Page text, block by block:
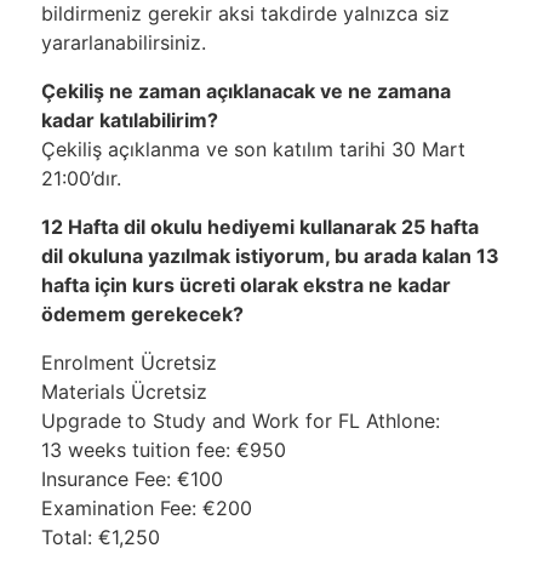
bildirmeniz gerekir aksi takdirde yalnızca siz
yararlanabilirsiniz.
Çekiliş ne zaman açıklanacak ve ne zamana
kadar katılabilirim?
Çekiliş açıklanma ve son katılım tarihi 30 Mart
21:00’dır.
12 Hafta dil okulu hediyemi kullanarak 25 hafta
dil okuluna yazılmak istiyorum, bu arada kalan 13
hafta için kurs ücreti olarak ekstra ne kadar
ödemem gerekecek?
Enrolment Ücretsiz
Materials Ücretsiz
Upgrade to Study and Work for FL Athlone:
13 weeks tuition fee: €950
Insurance Fee: €100
Examination Fee: €200
Total: €1,250